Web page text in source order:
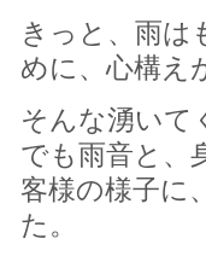
きっと、雨
めに、心構え
そんな湧いて
でも雨音と、
客様の様子に
た。